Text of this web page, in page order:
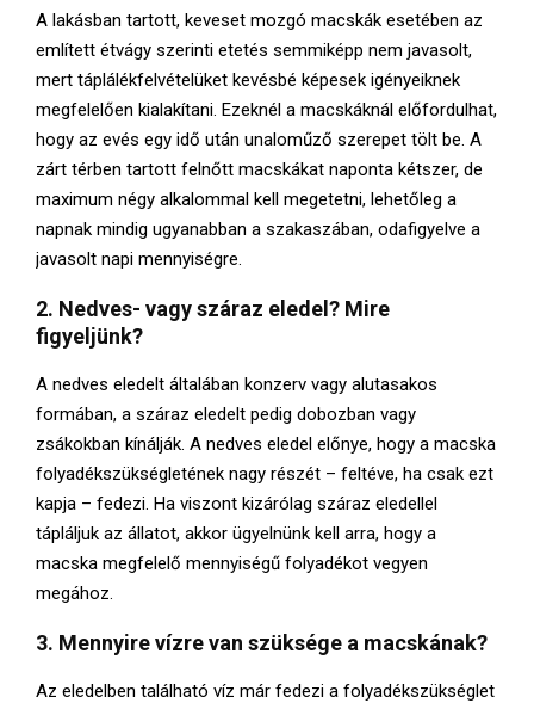
A lakásban tartott, keveset mozgó macskák esetében az
említett étvágy szerinti etetés semmiképp nem javasolt,
mert táplálékfelvételüket kevésbé képesek igényeiknek
megfelelően kialakítani. Ezeknél a macskáknál előfordulhat,
hogy az evés egy idő után unaloműző szerepet tölt be. A
zárt térben tartott felnőtt macskákat naponta kétszer, de
maximum négy alkalommal kell megetetni, lehetőleg a
napnak mindig ugyanabban a szakaszában, odafigyelve a
javasolt napi mennyiségre.
2. Nedves- vagy száraz eledel? Mire
figyeljünk?
A nedves eledelt általában konzerv vagy alutasakos
formában, a száraz eledelt pedig dobozban vagy
zsákokban kínálják. A nedves eledel előnye, hogy a macska
folyadékszükségletének nagy részét – feltéve, ha csak ezt
kapja – fedezi. Ha viszont kizárólag száraz eledellel
tápláljuk az állatot, akkor ügyelnünk kell arra, hogy a
macska megfelelő mennyiségű folyadékot vegyen
megához.
3. Mennyire vízre van szüksége a macskának?
Az eledelben található víz már fedezi a folyadékszükséglet